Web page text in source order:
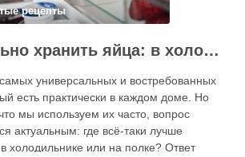
рецепты
Как правильно хранить яйца: в холодильнике или на полке?
универсальных и востребованных
есть практически в каждом доме. Но
мы используем их часто, вопрос
актуальным: где всё-таки лучше
холодильнике или на полке? Ответ